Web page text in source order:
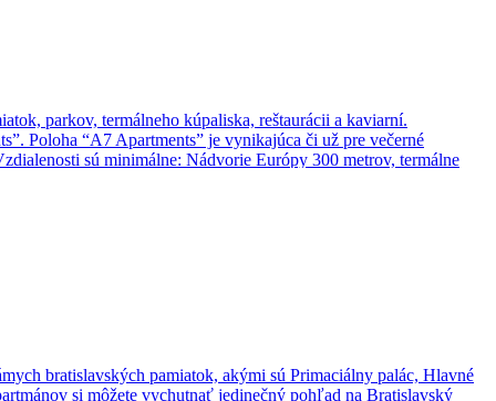
parkov, termálneho kúpaliska, reštaurácii a kaviarní.
Poloha “A7 Apartments” je vynikajúca či už pre večerné
sú minimálne: Nádvorie Európy 300 metrov, termálne
dokonalý relax a regeneráciu. Okolie mesta ukrýva krásy
bratislavských pamiatok, akými sú Primaciálny palác, Hlavné
si môžete vychutnať jedinečný pohľad na Bratislavský